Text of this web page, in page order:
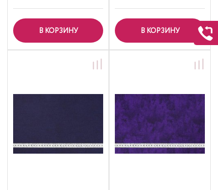
В КОРЗИНУ В КОРЗИНУ